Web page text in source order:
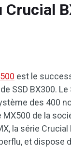
Crucial
est le
SSD BX300. Le
des 400
de la
la série Crucial
et dispose